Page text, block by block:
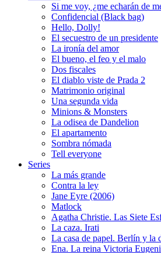
Si me voy, ¿me echarán de
Confidencial (Black bag)
Hello, Dolly!
El secuestro de un presidente
La ironía del amor
El bueno, el feo y el malo
Dos fiscales
El diablo viste de Prada 2
Matrimonio original
Una segunda vida
Minions & Monsters
La odisea de Dandelion
El apartamento
Sombra nómada
Tell everyone
Series
La más grande
Contra la ley
Jane Eyre (2006)
Matlock
Agatha Christie. Las Siete
La caza. Irati
La casa de papel. Berlín y la
Ena. La reina Victoria